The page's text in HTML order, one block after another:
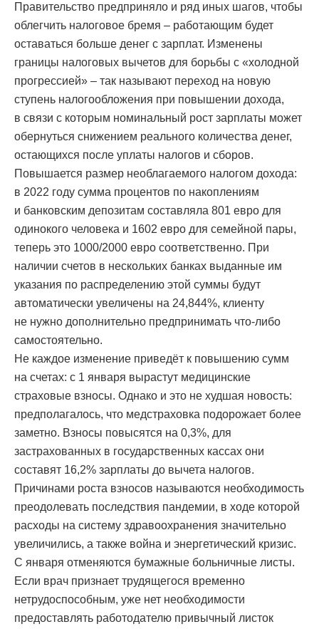
Правительство предприняло и ряд иных шагов, чтобы
облегчить налоговое бремя – работающим будет
оставаться больше денег с зарплат. Изменены
границы налоговых вычетов для борьбы с «холодной
прогрессией» – так называют переход на новую
ступень налогообложения при повышении дохода,
в связи с которым номинальный рост зарплаты может
обернуться снижением реального количества денег,
остающихся после уплаты налогов и сборов.
Повышается размер необлагаемого налогом дохода:
в 2022 году сумма процентов по накоплениям
и банковским депозитам составляла 801 евро для
одинокого человека и 1602 евро для семейной пары,
теперь это 1000/2000 евро соответственно. При
наличии счетов в нескольких банках выданные им
указания по распределению этой суммы будут
автоматически увеличены на 24,844%, клиенту
не нужно дополнительно предпринимать что-либо
самостоятельно.
Не каждое изменение приведёт к повышению сумм
на счетах: с 1 января вырастут медицинские
страховые взносы. Однако и это не худшая новость:
предполагалось, что медстраховка подорожает более
заметно. Взносы повысятся на 0,3%, для
застрахованных в государственных кассах они
составят 16,2% зарплаты до вычета налогов.
Причинами роста взносов называются необходимость
преодолевать последствия пандемии, в ходе которой
расходы на систему здравоохранения значительно
увеличились, а также война и энергетический кризис.
С января отменяются бумажные больничные листы.
Если врач признает трудящегося временно
нетрудоспособным, уже нет необходимости
предоставлять работодателю привычный листок